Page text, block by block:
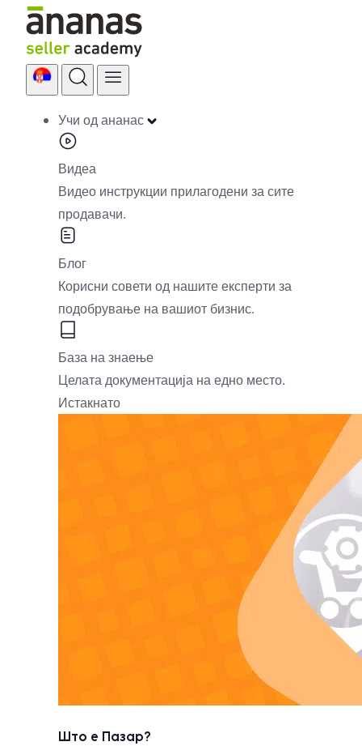
Skip
content
Учи од ананас
Видеа
Видео инструкции прилагодени за сите
продавачи.
Блог
Корисни совети од нашите експерти за
подобрување на вашиот бизнис.
База на знаење
Целата документација на едно место.
Истакнато
Што е Пазар?